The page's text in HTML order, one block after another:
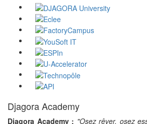
Djagora Academy
Djagora Academy : "Osez rêver, osez